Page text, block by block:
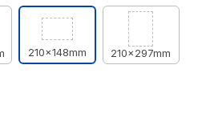
210x148mm 210x297mm